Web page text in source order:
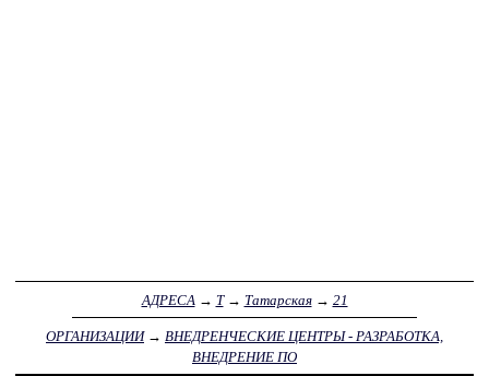
АДРЕСА → Т→ Татарская→ 21
ОРГАНИЗАЦИИ→ ВНЕДРЕНЧЕСКИЕ ЦЕНТРЫ - РАЗРАБОТКА,
ВНЕДРЕНИЕ ПО